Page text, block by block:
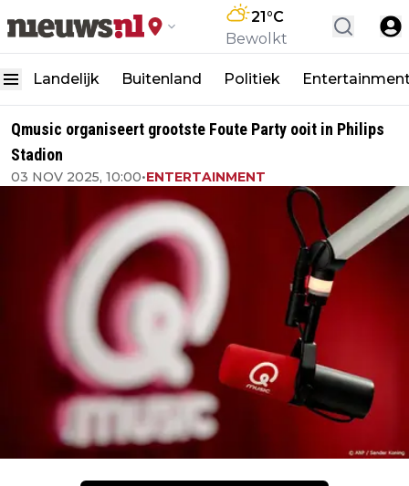
21°C
Bewolkt
Landelijk Buitenland Politiek
Qmusic organiseert grootste Foute Party ooit in Philips
Stadion
03 NOV 2025, 10:00•ENTERTAINMENT